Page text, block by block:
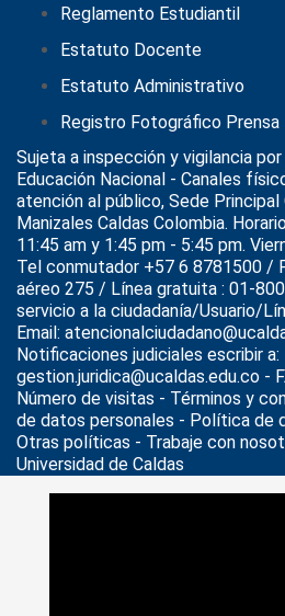
Noticias>Actualidad>Gerente
Reglamento Estudiantil
Estatuto Docente
Estatuto Administrativo
Registro Fotográfico Prensa
Sujeta a inspección y vigilancia
Educación Nacional - Canales
atención al público, Sede
Manizales Caldas Colombia.
11:45 am y 1:45 pm - 5:45 pm.
Tel conmutador +57 6 8781500 /
aéreo 275 / Línea gratuita : 01-
servicio a la ciudadanía/Usuario/
Email:
Notificaciones judiciales escribir a:
gestion.juridica@ucaldas.edu.co -
Número de visitas - Términos y
de datos personales - Política de
Otras políticas - Trabaje con
Universidad de Caldas